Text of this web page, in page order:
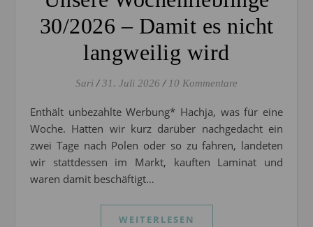
30/2026 – Damit es nicht
langweilig wird
Sari / 31. Juli 2026 / 10 Kommentare
Enthält unbezahlte Werbung* Hachja, was für eine
Woche. Hatten wir kurz darüber nachgedacht ein
zwei Tage nach Polen oder so zu fahren, landeten
wir stattdessen im Markt, kauften Laminat und
waren damit beschäftigt…
WEITERLESEN